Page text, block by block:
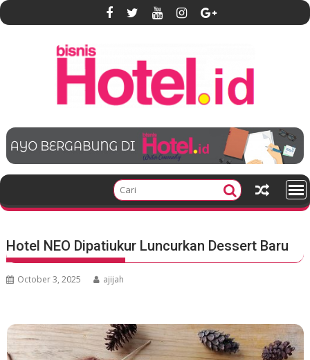
S
k
e
t
Hotel NEO Dipatiukur Luncurkan Dessert Baru
October 3, 2025 ajijah